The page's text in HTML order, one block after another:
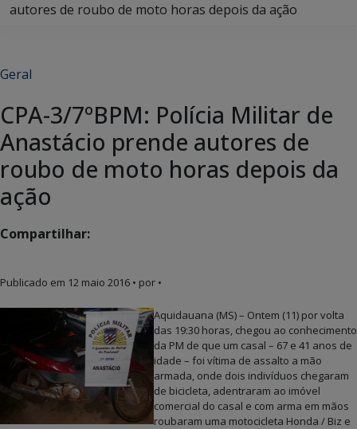
autores de roubo de moto horas depois da ação
Geral
CPA-3/7ºBPM: Polícia Militar de
Anastácio prende autores de
roubo de moto horas depois da
ação
Compartilhar:
Publicado em 12 maio 2016 • por •
Aquidauana (MS) – Ontem (11) por volta
das 19:30 horas, chegou ao conhecimento
da PM de que um casal – 67 e 41 anos de
idade – foi vítima de assalto a mão
armada, onde dois indivíduos chegaram
de bicicleta, adentraram ao imóvel
comercial do casal e com arma em mãos
roubaram uma motocicleta Honda / Biz e